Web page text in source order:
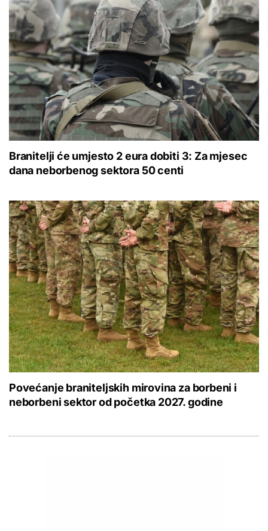
Branitelji će umjesto 2 eura dobiti 3: Za mjesec
dana neborbenog sektora 50 centi
Povećanje braniteljskih mirovina za borbeni i
neborbeni sektor od početka 2027. godine